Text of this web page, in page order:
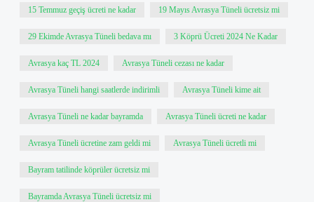
15 Temmuz geçiş ücreti ne kadar 19 Mayıs Avrasya Tüneli ücretsiz mi
29 Ekimde Avrasya Tüneli bedava mı 3 Köprü Ücreti 2024 Ne Kadar
Avrasya kaç TL 2024 Avrasya Tüneli cezası ne kadar
Avrasya Tüneli hangi saatlerde indirimli Avrasya Tüneli kime ait
Avrasya Tüneli ne kadar bayramda Avrasya Tüneli ücreti ne kadar
Avrasya Tüneli ücretine zam geldi mi Avrasya Tüneli ücretli mi
Bayram tatilinde köprüler ücretsiz mi
Bayramda Avrasya Tüneli ücretsiz mi